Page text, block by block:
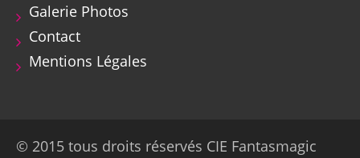
Galerie Photos
Contact
Mentions Légales
© 2015 tous droits réservés CIE Fantasmagic